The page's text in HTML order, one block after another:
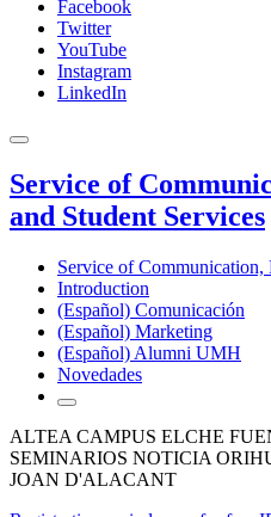
Facebook
Twitter
YouTube
Instagram
LinkedIn
Service of
and Student Services
Service of Communication,
Introduction
(Español) Comunicación
(Español) Marketing
(Español) Alumni UMH
Novedades
ALTEA CAMPUS ELCHE
SEMINARIOS NOTICIA
JOAN D'ALACANT